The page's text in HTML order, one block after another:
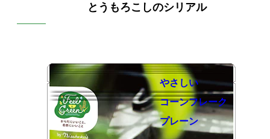
とうもろこしのシリアル
やさしい
コーンフレーク
プレーン